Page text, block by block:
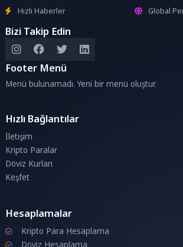
Hızlı Haberler
Global
Bizi Takip Edin
Footer Menü
Menü bulunamadı. Yeni bir menü oluştur.
Hızlı Bağlantılar
İletişim
Kripto Paralar
Döviz Kurları
Keşfet
Hesaplamalar
Kripto Para Hesaplama